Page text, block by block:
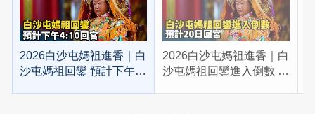
2026白沙屯媽祖進香｜白
沙屯媽祖回鑾 預計下午
2026白沙屯媽祖進香｜白
沙屯媽祖回鑾進入倒數 預